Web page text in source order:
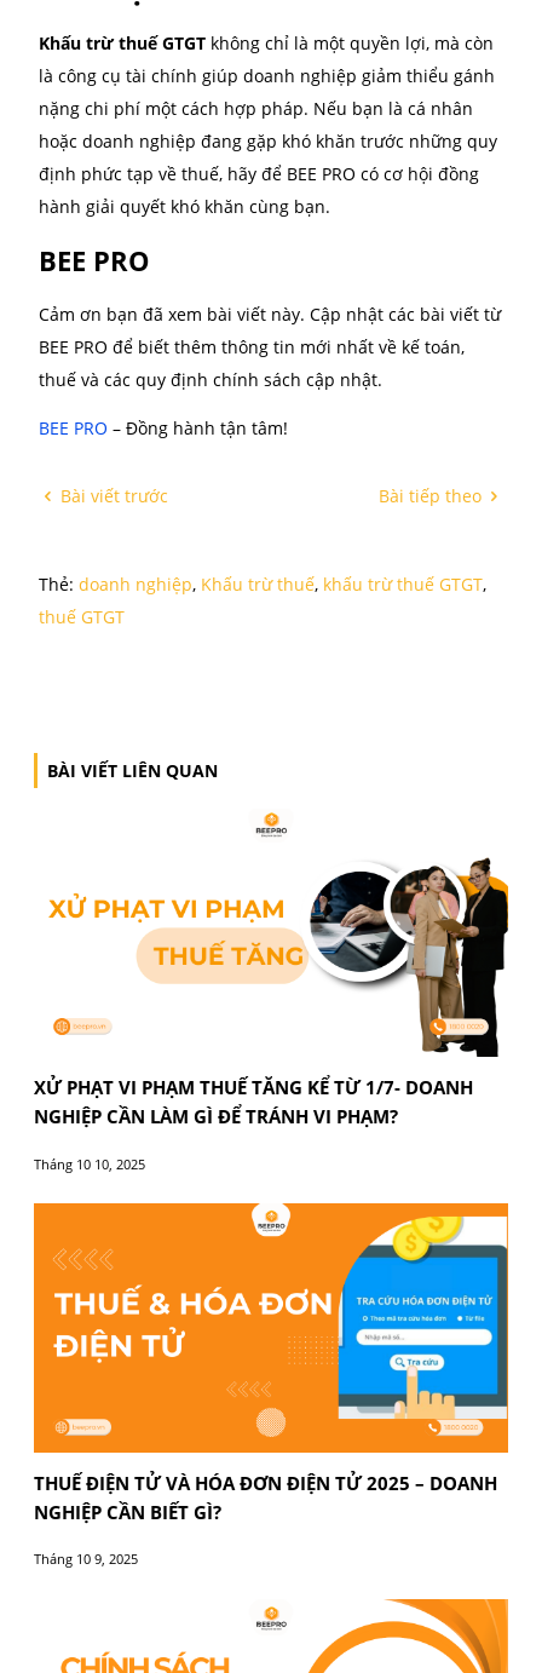
Trong kỳ, doanh nghiệp mua nguyên vật liệu có tổng
là 12 triệu đồng.
Thuế GTGT phải nộp = 20 triệu – 12 triệu = 8 triệu
Việc nắm vững cách tính số thuế GTGT phải nộp
tuân thủ đúng quy định và tránh những sai sót
đáng có. Nếu gặp khó khăn trong quá trình thực
bạn có thể cân nhắc sử dụng dịch vụ kế toán
nghiệp để được tư vấn và hỗ trợ kịp thời.
Một số lưu ý khi thực hiện
khấu trừ thuế GTGT
GTGT, doanh nghiệp cần lưu ý một số điểm sau để
Không khấu trừ thuế cho hàng hóa và dịch vụ
không phục vụ sản xuất kinh doanh
Lưu trữ chứng từ đầy đủ:hóa đơn, hợp đồng,
chứng từ thanh toán phải được lưu trữ rõ ràng,
vụ công tác thanh tra, kiểm tra.
Cập nhật quy định mới:
chính sách thuế thường
xuyên thay đổi, doanh nghiệp cần theo dõi các
tư, nghị định mới nhất.
Cẩn trọng trong từng khâu từ tiếp nhận hóa đơn
khai là cách tốt nhất để doanh nghiệp an tâm về
pháp lý và tối ưu hiệu quả thuế.
Kết luận
không chỉ là một quyền lợi, mà
là công cụ tài chính giúp doanh nghiệp giảm thiểu
nặng chi phí một cách hợp pháp. Nếu bạn là cá
hoặc doanh nghiệp đang gặp khó khăn trước
định phức tạp về thuế, hãy để BEE PRO có cơ hội
hành giải quyết khó khăn cùng bạn.